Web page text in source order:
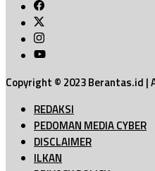
Copyright © 2023 Berantas.id |
REDAKSI
PEDOMAN MEDIA CYBER
DISCLAIMER
ILKAN